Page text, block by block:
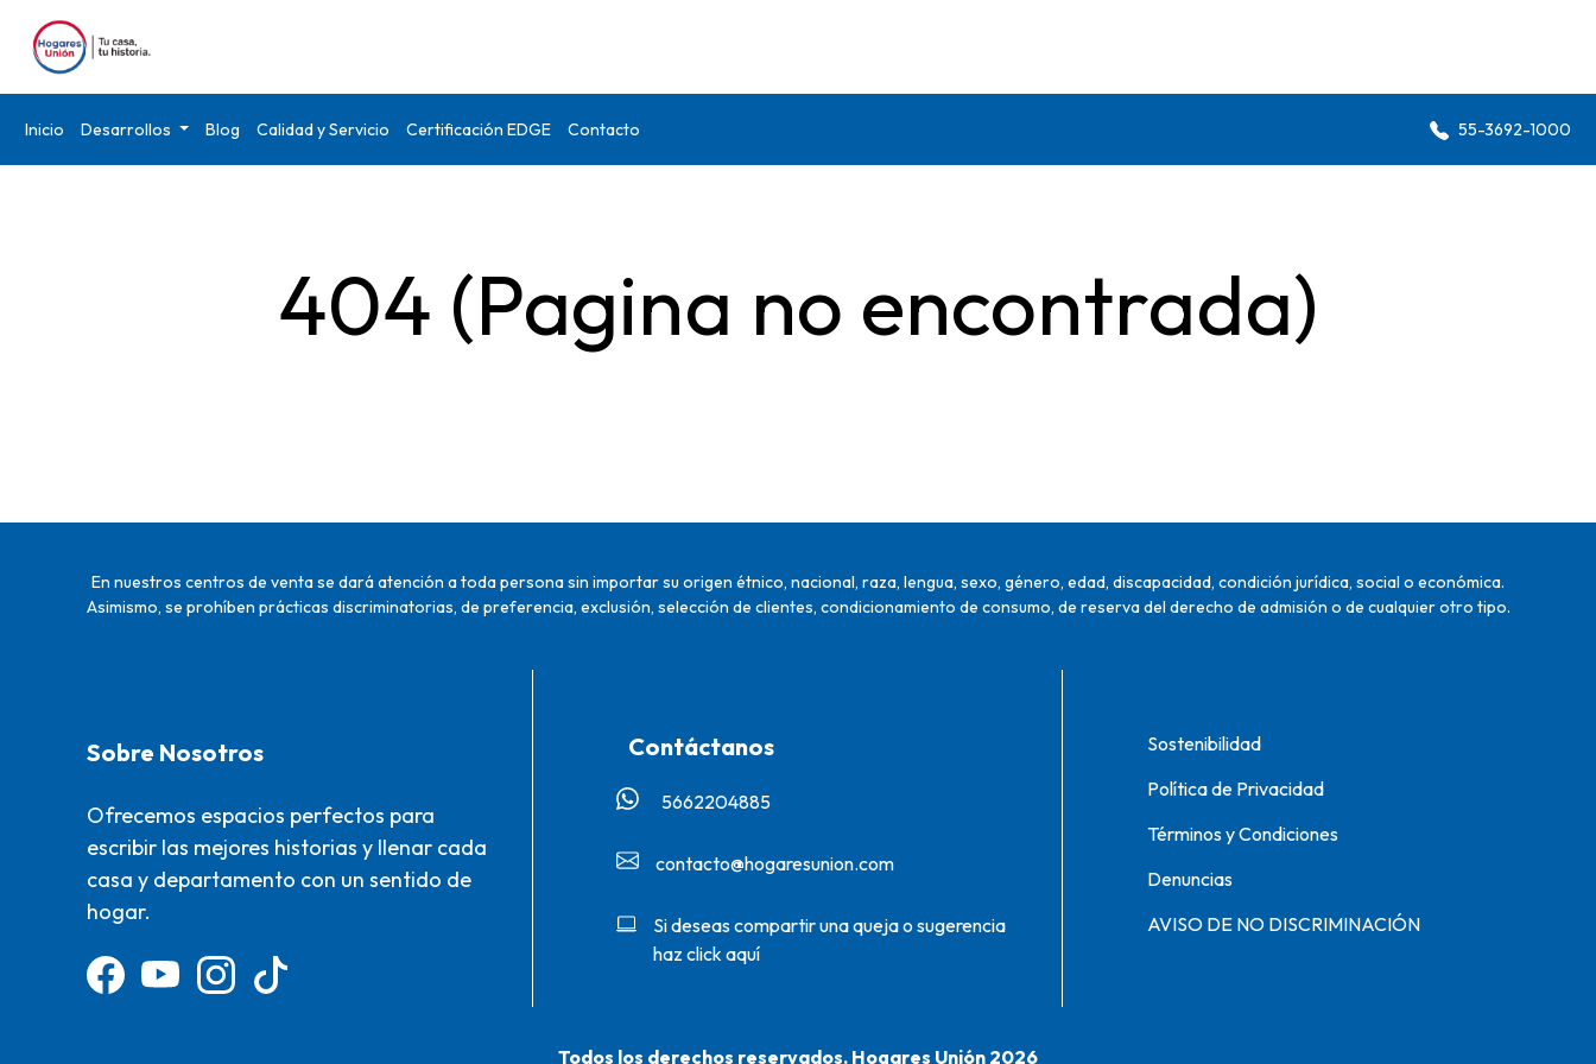
Inicio Desarrollos Blog Calidad y Servicio Certificación EDGE Contacto 55-3692-1000
404 (Pagina no encontrada)
En nuestros centros de venta se dará atención a toda persona sin importar su origen étnico, nacional, raza, lengua, sexo, género, edad, discapacidad, condición jurídica, social o económica.
Asimismo, se prohíben prácticas discriminatorias, de preferencia, exclusión, selección de clientes, condicionamiento de consumo, de reserva del derecho de admisión o de cualquier otro tipo.
Sobre Nosotros
Ofrecemos espacios perfectos para
escribir las mejores historias y llenar cada
casa y departamento con un sentido de
hogar.
Contáctanos
5662204885‬
contacto@hogaresunion.com
Si deseas compartir una queja o sugerencia
haz click aquí
Sostenibilidad
Política de Privacidad
Términos y Condiciones
Denuncias
AVISO DE NO DISCRIMINACIÓN
Todos los derechos reservados. Hogares Unión 2026